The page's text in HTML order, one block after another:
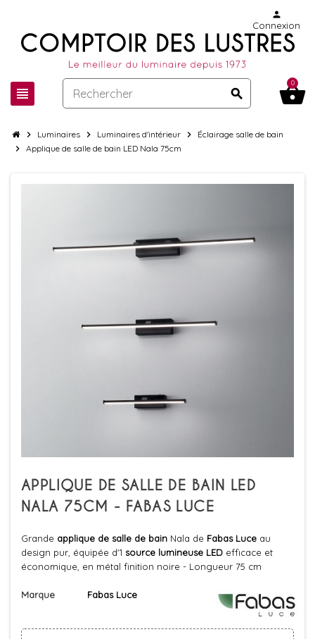
view_headline search
person
Connexion
shopping_basket
0
chevron_right Luminaires chevron_right Luminaires d'intérieur chevron_right Éclairage salle de bain
chevron_right Applique de salle de bain LED Nala 75cm
APPLIQUE DE SALLE DE BAIN LED
NALA 75CM - FABAS LUCE
Grande applique de salle de bain Nala de Fabas Luce au
design pur, équipée d'1 source lumineuse LED efficace et
économique, en métal finition noire - Longueur 75 cm
Marque Fabas Luce